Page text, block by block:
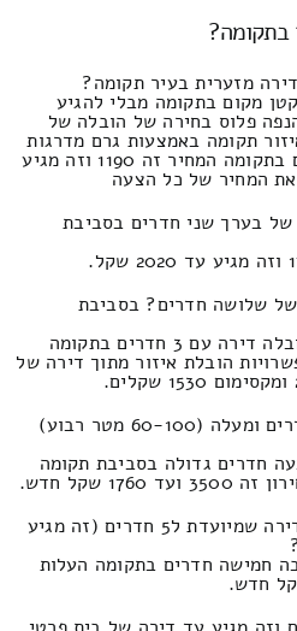
בתקומה?
מזערית בעיר תקומה?
מקום בתקומה מבלי להגיע
פלוס בחירה של הובלה של
תקומה באמצעות גרם מדרגות
בזיווג טיפולי עבודת מעבירים בתקומה המחיר זה 1190 וזה מגיע
בערך שני חדרים בסביבת
שלושה חדרים? בסביבת
עלות בשביל הובלה של כל הובלה דירה עם 3 חדרים בתקומה
הובלת איזור מתוך דירה של
מה מחיר הובלת בית של 4 חדרים ומעלה (60-100 מטר רבוע)
חדרים גדולה בסביבת תקומה
שקל חדש.
כמה נשלם על הובלת תכולת דירה שמיועדת ל5 חדרים (זה מגיע
חמישה חדרים בתקומה העלות